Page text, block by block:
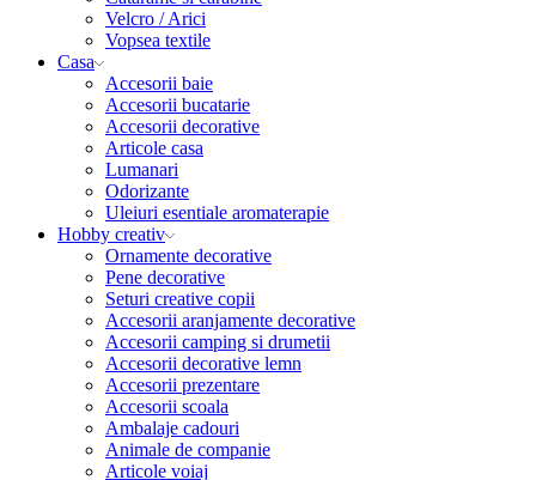
Velcro / Arici
Vopsea textile
Casa
Accesorii baie
Accesorii bucatarie
Accesorii decorative
Articole casa
Lumanari
Odorizante
Uleiuri esentiale aromaterapie
Hobby creativ
Ornamente decorative
Pene decorative
Seturi creative copii
Accesorii aranjamente decorative
Accesorii camping si drumetii
Accesorii decorative lemn
Accesorii prezentare
Accesorii scoala
Ambalaje cadouri
Animale de companie
Articole voiaj